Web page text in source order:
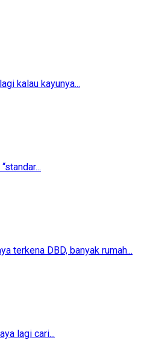
kalau kayunya...
terkena DBD, banyak rumah...
lagi cari...